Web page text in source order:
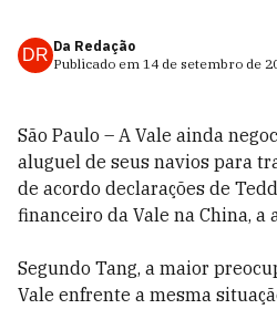
DR Da Redação
Publicado em 14 de setembro de
São Paulo – A Vale ainda
aluguel de seus navios para
de acordo declarações de
financeiro da Vale na China, a
Segundo Tang, a maior
Vale enfrente a mesma